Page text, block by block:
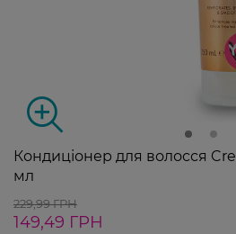
Кондиціонер для волосся
мл
229,99 ГРН
149,49 ГРН